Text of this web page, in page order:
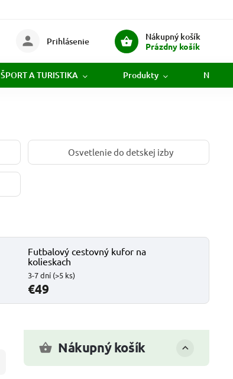
Nákupný košík
Prázdny košík
Prihlásenie
ŠPORT A TURISTIKA Produkty
Osvetlenie do detskej izby
Futbalový cestovný kufor na
kolieskach
3-7 dní (>5 ks)
€49
Nákupný košík